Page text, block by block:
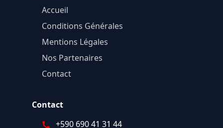
Accueil
Conditions Générales
Mentions Légales
Nos Partenaires
Contact
Contact
+590 690 41 31 44